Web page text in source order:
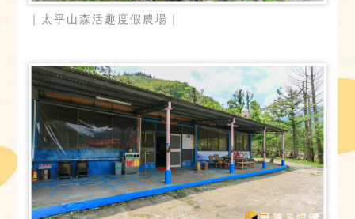
｜太平山森活趣度假農場｜